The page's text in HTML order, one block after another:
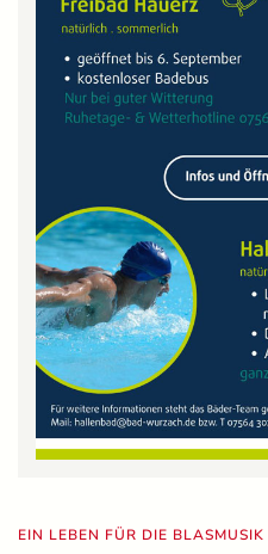
EIN LEBEN FÜR DIE BLASMUSIK